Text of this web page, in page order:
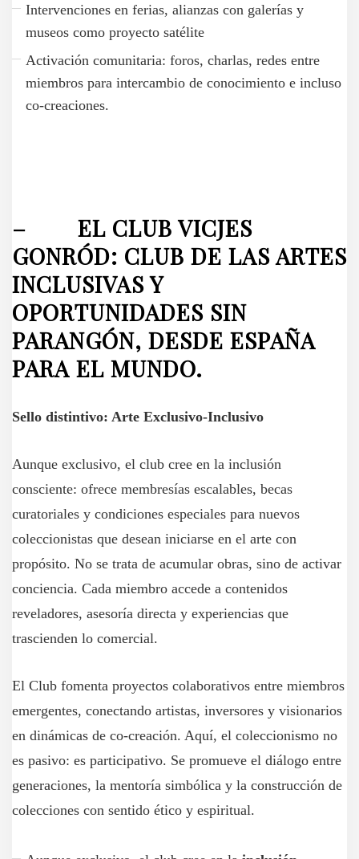
Intervenciones en ferias, alianzas con galerías y
museos como proyecto satélite
Activación comunitaria: foros, charlas, redes entre
miembros para intercambio de conocimiento e incluso
co-creaciones.
– EL CLUB VICJES
GONRÓD: CLUB DE LAS ARTES
INCLUSIVAS Y
OPORTUNIDADES SIN
PARANGÓN, DESDE ESPAÑA
PARA EL MUNDO.
Sello distintivo: Arte Exclusivo-Inclusivo
Aunque exclusivo, el club cree en la inclusión
consciente: ofrece membresías escalables, becas
curatoriales y condiciones especiales para nuevos
coleccionistas que desean iniciarse en el arte con
propósito. No se trata de acumular obras, sino de activar
conciencia. Cada miembro accede a contenidos
reveladores, asesoría directa y experiencias que
trascienden lo comercial.
El Club fomenta proyectos colaborativos entre miembros
emergentes, conectando artistas, inversores y visionarios
en dinámicas de co-creación. Aquí, el coleccionismo no
es pasivo: es participativo. Se promueve el diálogo entre
generaciones, la mentoría simbólica y la construcción de
colecciones con sentido ético y espiritual.